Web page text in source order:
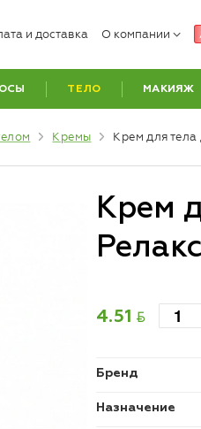
и доставка О компании
ТЕЛО МАКИЯЖ
Кремы Крем для
Крем
4.51 BYN
Бренд
Назначение